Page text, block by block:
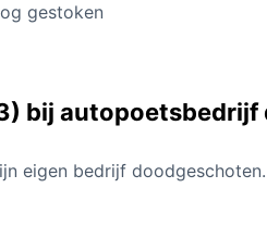
gestoken
bij autopoetsbedrijf
eigen bedrijf doodgeschoten.